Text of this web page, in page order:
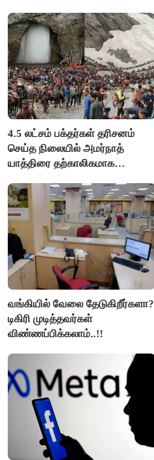
4.5 லட்சம் பக்தர்கள் தரிசனம்
செய்த நிலையில் அமர்நாத்
யாத்திரை தற்காலிகமாக
வங்கியில் வேலை தேடுகிறீர்களா?
டிகிரி முடித்தவர்கள்
விண்ணப்பிக்கலாம்..!!